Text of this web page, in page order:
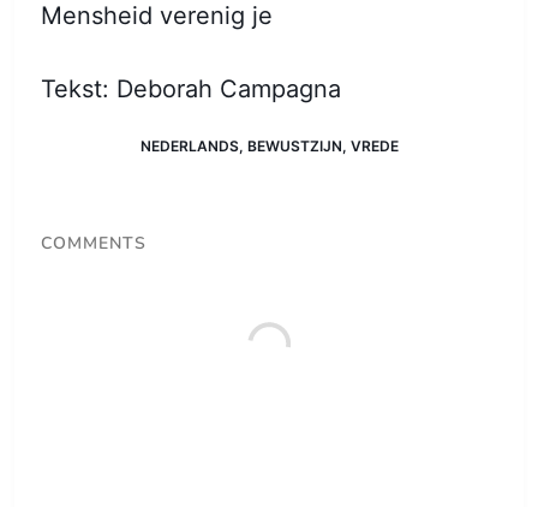
Mensheid verenig je
Tekst: Deborah Campagna
NEDERLANDS, BEWUSTZIJN, VREDE
COMMENTS